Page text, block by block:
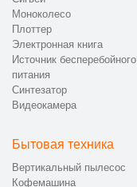
Моноколесо
Плоттер
Электронная книга
Источник бесперебойного
питания
Синтезатор
Видеокамера
Бытовая техника
Вертикальный пылесос
Кофемашина